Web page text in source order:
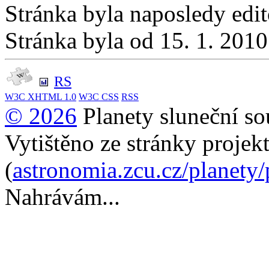
Stránka byla naposledy
Stránka byla od 15. 1.
RS
W3C XHTML 1.0 W3C CSS RSS
© 2026 Planety sluneční
Vytištěno ze stránky
(astronomia.zcu.cz/
Nahrávám...